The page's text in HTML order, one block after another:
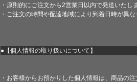
・原則的にご注文から2営業日以内で発送いたし
・ご注文の時間や配達地域により到着日時が異な
●【個人情報の取り扱いについて】
・お客様からお預かりした個人情報は、商品の